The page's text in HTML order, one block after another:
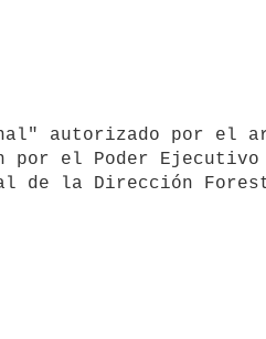
por el Poder Ejecutivo
de la Dirección